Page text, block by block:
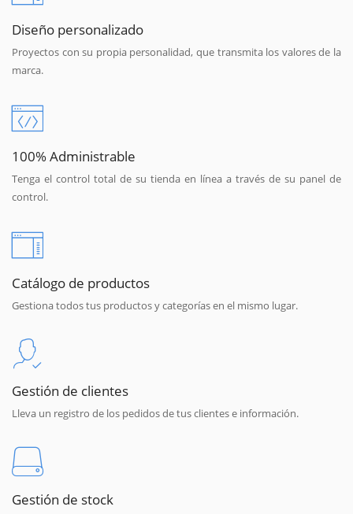
Diseño personalizado
Proyectos con su propia personalidad, que transmita los valores de la
marca.
100% Administrable
Tenga el control total de su tienda en línea a través de su panel de
control.
Catálogo de productos
Gestiona todos tus productos y categorías en el mismo lugar.
Gestión de clientes
Lleva un registro de los pedidos de tus clientes e información.
Gestión de stock